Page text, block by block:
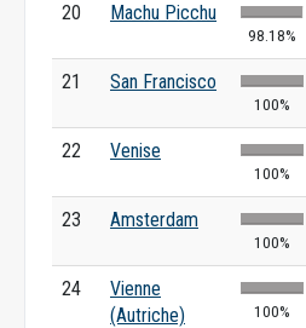
20 Machu Picchu
98.18%
21 San Francisco
100%
22 Venise
100%
23 Amsterdam
100%
24
Vienne
(Autriche)
100%